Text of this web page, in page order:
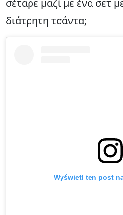
σέταρε μαζί με ένα σετ
διάτρητη τσάντα;
Wyświetl ten post